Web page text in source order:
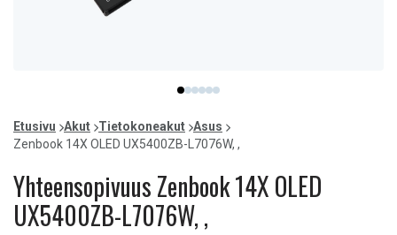
item
0
item
1
item
2
item
3
item
4
item
5
of
6
Etusivu Akut Tietokoneakut Asus
Zenbook 14X OLED UX5400ZB-L7076W, ,
Yhteensopivuus Zenbook 14X OLED
UX5400ZB-L7076W, ,